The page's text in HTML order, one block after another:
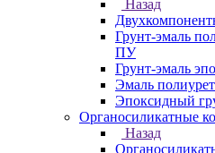
Назад
Грунт-эмаль
ПУ
Грунт-эмаль
Эмаль
Эпоксидный
Органосиликатные
Назад